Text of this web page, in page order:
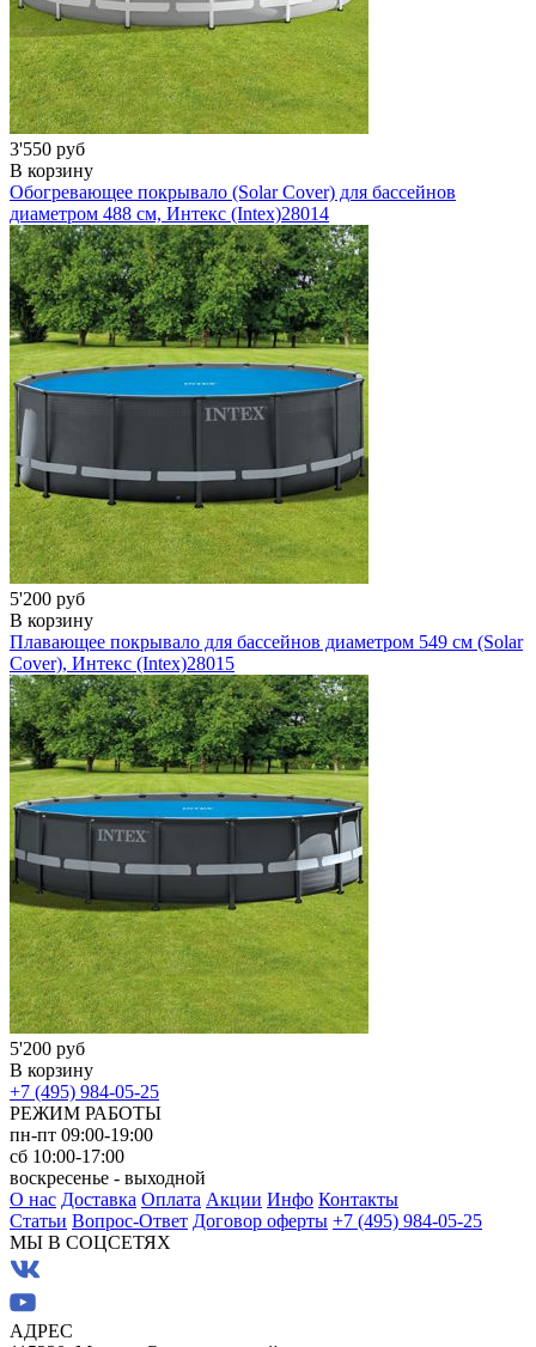
3'550 руб
В корзину
Обогревающее покрывало (Solar Cover) для бассейнов
диаметром 488 см, Интекс (Intex)28014
5'200 руб
В корзину
Плавающее покрывало для бассейнов диаметром 549 см (Solar
Cover), Интекс (Intex)28015
5'200 руб
В корзину
+7 (495) 984-05-25
РЕЖИМ РАБОТЫ
пн-пт 09:00-19:00
сб 10:00-17:00
воскресенье - выходной
О нас Доставка Оплата Акции Инфо Контакты
Статьи Вопрос-Ответ Договор оферты +7 (495) 984-05-25
МЫ В СОЦСЕТЯХ
АДРЕС